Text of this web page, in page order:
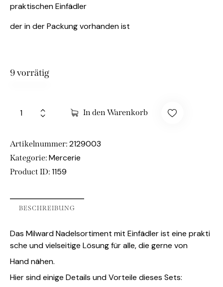
praktischen Einfädler
der in der Packung vorhanden ist
9 vorrätig
In den Warenkorb
Artikelnummer: 2129003
Kategorie: Mercerie
Product ID: 1159
BESCHREIBUNG
Das Milward Nadelsortiment mit Einfädler ist eine prakti
sche und vielseitige Lösung für alle, die gerne von
Hand nähen.
Hier sind einige Details und Vorteile dieses Sets: